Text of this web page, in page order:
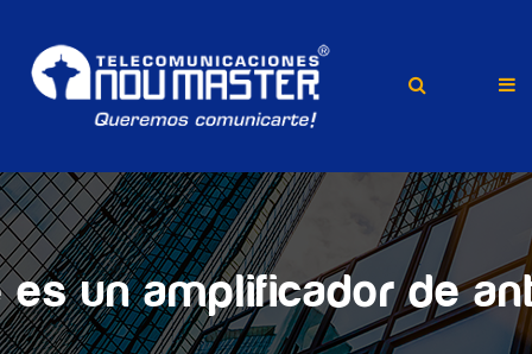
es un amplificador de